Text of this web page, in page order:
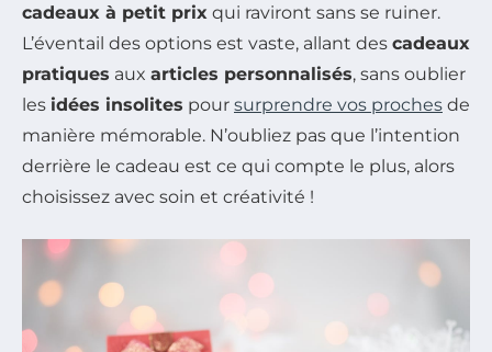
cadeaux à petit prix qui raviront sans se ruiner.
L’éventail des options est vaste, allant des cadeaux
pratiques aux articles personnalisés, sans oublier
les idées insolites pour surprendre vos proches de
manière mémorable. N’oubliez pas que l’intention
derrière le cadeau est ce qui compte le plus, alors
choisissez avec soin et créativité !